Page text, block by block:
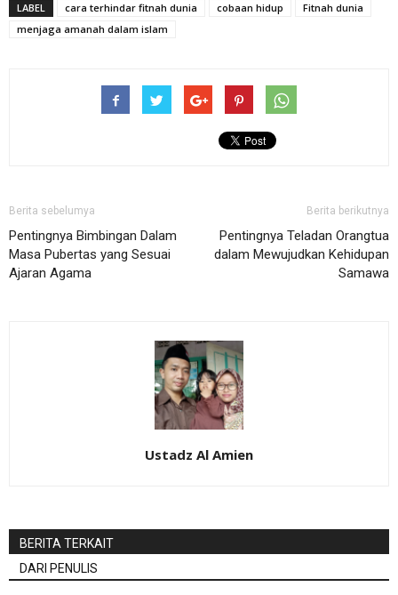
LABEL cara terhindar fitnah dunia cobaan hidup
Fitnah dunia
menjaga amanah dalam islam
Berita sebelumya
Pentingnya Bimbingan Dalam
Masa Pubertas yang Sesuai
Ajaran Agama
Berita berikutnya
Pentingnya Teladan Orangtua
dalam Mewujudkan Kehidupan
Samawa
Ustadz Al Amien
BERITA TERKAIT
DARI PENULIS